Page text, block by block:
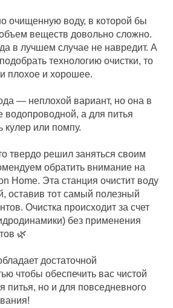
очищенную воду, в которой бы
веществ довольно сложно.
в лучшем случае не навредит. А
технологию очистки, то
плохое и хорошее.
— неплохой вариант, но она в
водопроводной, а для питья
кулер или помпу.
твердо решил заняться своим
обратить внимание на
Home. Эта станция очистит воду
оставив тот самый полезный
Очистка происходит за счет
без применения
🌿
достаточной
чтобы обеспечить вас чистой
питья, но и для повседневного